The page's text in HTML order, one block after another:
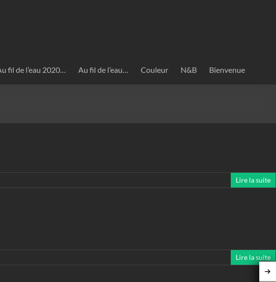
fil de l’eau 2020… Au fil de l’eau… Couleur N&B Bienvenue
Lire la suite
Lire la suite